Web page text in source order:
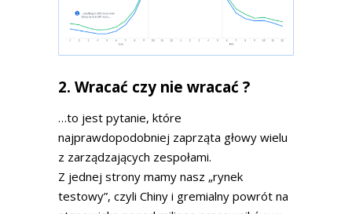
2. Wracać czy nie wracać ?
…to jest pytanie, które
najprawdopodobniej zaprząta głowy wielu
z zarządzających zespołami.
Z jednej strony mamy nasz „rynek
testowy”, czyli Chiny i gremialny powrót na